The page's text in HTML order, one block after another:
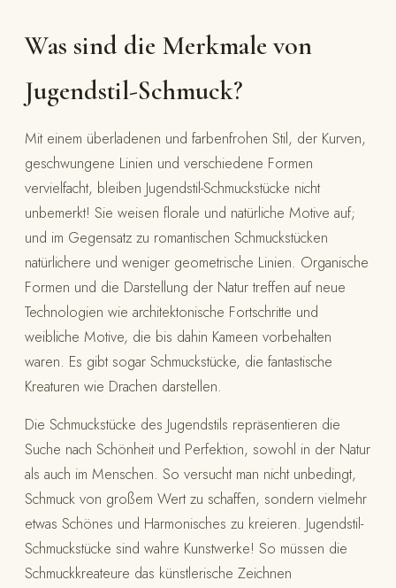
Was sind die Merkmale von
Jugendstil-Schmuck?
Mit einem überladenen und farbenfrohen Stil, der Kurven,
geschwungene Linien und verschiedene Formen
vervielfacht, bleiben Jugendstil-Schmuckstücke nicht
unbemerkt! Sie weisen florale und natürliche Motive auf;
und im Gegensatz zu romantischen Schmuckstücken
natürlichere und weniger geometrische Linien. Organische
Formen und die Darstellung der Natur treffen auf neue
Technologien wie architektonische Fortschritte und
weibliche Motive, die bis dahin Kameen vorbehalten
waren. Es gibt sogar Schmuckstücke, die fantastische
Kreaturen wie Drachen darstellen.
Die Schmuckstücke des Jugendstils repräsentieren die
Suche nach Schönheit und Perfektion, sowohl in der Natur
als auch im Menschen. So versucht man nicht unbedingt,
Schmuck von großem Wert zu schaffen, sondern vielmehr
etwas Schönes und Harmonisches zu kreieren. Jugendstil-
Schmuckstücke sind wahre Kunstwerke! So müssen die
Schmuckkreateure das künstlerische Zeichnen